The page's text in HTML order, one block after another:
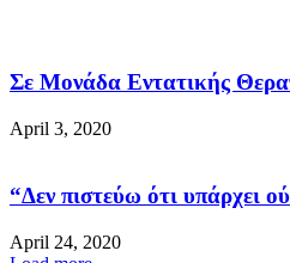
Σε Μονάδα Εντατικής
April 3, 2020
“Δεν πιστεύω ότι υπάρχει
April 24, 2020